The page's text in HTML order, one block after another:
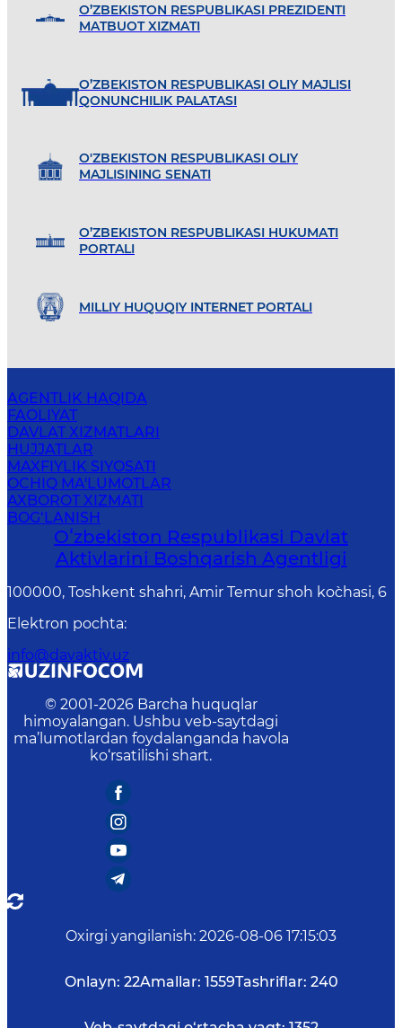
O’ZBEKISTON RESPUBLIKASI PREZIDENTI
MATBUOT XIZMATI
O’ZBEKISTON RESPUBLIKASI OLIY MAJLISI
QONUNCHILIK PALATASI
O'ZBEKISTON RESPUBLIKASI OLIY
MAJLISINING SENATI
O’ZBEKISTON RESPUBLIKASI HUKUMATI
PORTALI
MILLIY HUQUQIY INTERNET PORTALI
AGENTLIK HAQIDA
FAOLIYAT
DAVLAT XIZMATLARI
HUJJATLAR
MAXFIYLIK SIYOSATI
OCHIQ MA'LUMOTLAR
AXBOROT XIZMATI
BOG‘LANISH
Oʻzbekiston Respublikasi Davlat
Aktivlarini Boshqarish Agentligi
100000, Toshkent shahri, Amir Temur shoh ko`chasi, 6
Elektron pochta:
info@davaktiv.uz
© 2001-2026 Barcha huquqlar
himoyalangan. Ushbu veb-saytdagi
ma’lumotlardan foydalanganda havola
ko‘rsatilishi shart.
Oxirgi yangilanish: 2026-08-06 17:15:03
Onlayn: 22Amallar: 1559Tashriflar: 240